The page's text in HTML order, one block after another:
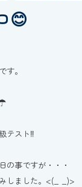
😊
す。
テスト‼
の事ですが・・・
しました。<(_ _)>